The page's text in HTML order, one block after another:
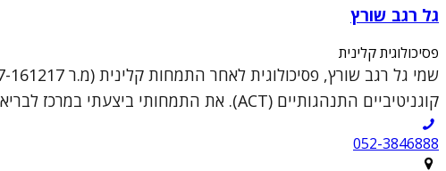
גל רגב שורץ
פסיכולוגית קלינית
קוגניטיביים התנהגותיים (ACT). את התמחותי ביצעתי במרכז לבריאות הנפש שלוותה במרפאות מבוגרים ו...
052-3846888